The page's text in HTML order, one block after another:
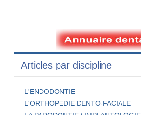
Articles par discipline
L'ENDODONTIE
L'ORTHOPEDIE DENTO-FACIALE